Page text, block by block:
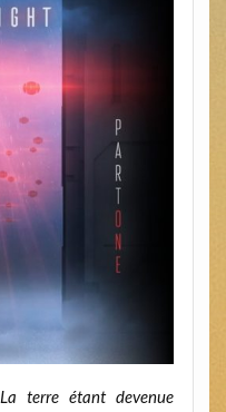
terre étant devenue